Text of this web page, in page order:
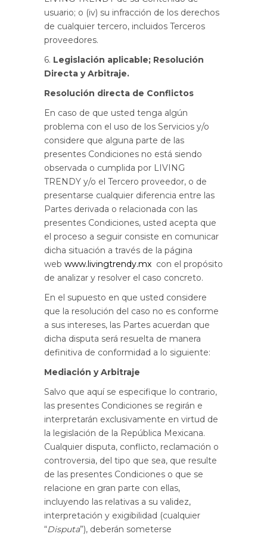
usuario; o (iv) su infracción de los derechos
de cualquier tercero, incluidos Terceros
proveedores.
6. Legislación aplicable; Resolución
Directa y Arbitraje.
Resolución directa de Conflictos
En caso de que usted tenga algún
problema con el uso de los Servicios y/o
considere que alguna parte de las
presentes Condiciones no está siendo
observada o cumplida por LIVING
TRENDY y/o el Tercero proveedor, o de
presentarse cualquier diferencia entre las
Partes derivada o relacionada con las
presentes Condiciones, usted acepta que
el proceso a seguir consiste en comunicar
dicha situación a través de la página
web www.livingtrendy.mx con el propósito
de analizar y resolver el caso concreto.
En el supuesto en que usted considere
que la resolución del caso no es conforme
a sus intereses, las Partes acuerdan que
dicha disputa será resuelta de manera
definitiva de conformidad a lo siguiente:
Mediación y Arbitraje
Salvo que aquí se especifique lo contrario,
las presentes Condiciones se regirán e
interpretarán exclusivamente en virtud de
la legislación de la República Mexicana.
Cualquier disputa, conflicto, reclamación o
controversia, del tipo que sea, que resulte
de las presentes Condiciones o que se
relacione en gran parte con ellas,
incluyendo las relativas a su validez,
interpretación y exigibilidad (cualquier
“Disputa”), deberán someterse